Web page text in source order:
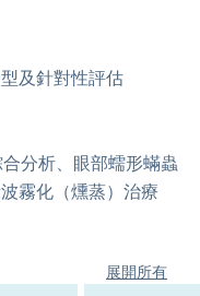
及針對性評估
分析、眼部蠕形蟎蟲
霧化（燻蒸）治療
展開所有